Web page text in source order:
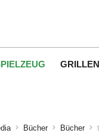
GRILLEN
Bücher Bücher